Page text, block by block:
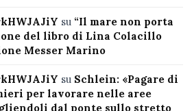
su “Il mare non porta
del libro di Lina Colacillo
Messer Marino
su Schlein: «Pagare di
per lavorare nelle aree
dal ponte sullo stretto